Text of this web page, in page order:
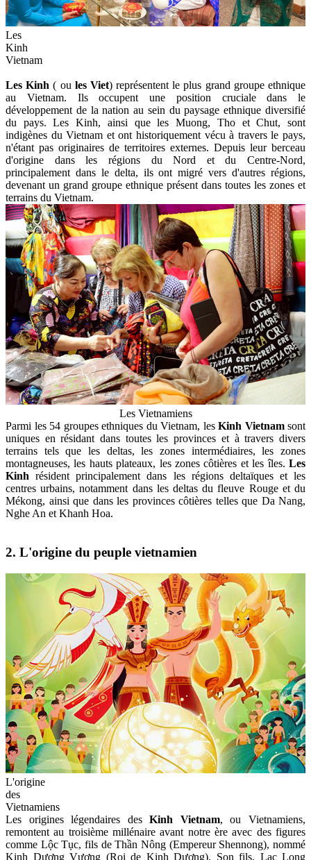
Les
Kinh
Vietnam
Les Kinh ( ou les Viet) représentent le plus grand groupe ethnique
au Vietnam. Ils occupent une position cruciale dans le
développement de la nation au sein du paysage ethnique diversifié
du pays. Les Kinh, ainsi que les Muong, Tho et Chut, sont
indigènes du Vietnam et ont historiquement vécu à travers le pays,
n'étant pas originaires de territoires externes. Depuis leur berceau
d'origine dans les régions du Nord et du Centre-Nord,
principalement dans le delta, ils ont migré vers d'autres régions,
devenant un grand groupe ethnique présent dans toutes les zones et
terrains du Vietnam.
Les Vietnamiens
Parmi les 54 groupes ethniques du Vietnam, les Kinh Vietnamsont
uniques en résidant dans toutes les provinces et à travers divers
terrains tels que les deltas, les zones intermédiaires, les zones
montagneuses, les hauts plateaux, les zones côtières et les îles. Les
Kinh résident principalement dans les régions deltaïques et les
centres urbains, notamment dans les deltas du fleuve Rouge et du
Mékong, ainsi que dans les provinces côtières telles que Da Nang,
Nghe An et Khanh Hoa.
2. L'origine du peuple vietnamien
L'origine
des
Vietnamiens
Les origines légendaires desKinh Vietnam, ou Vietnamiens,
remontent au troisième millénaire avant notre ère avec des figures
comme Lộc Tục, fils de Thần Nông (Empereur Shennong), nommé
Kinh Dương Vương (Roi de Kinh Dương). Son fils, Lạc Long